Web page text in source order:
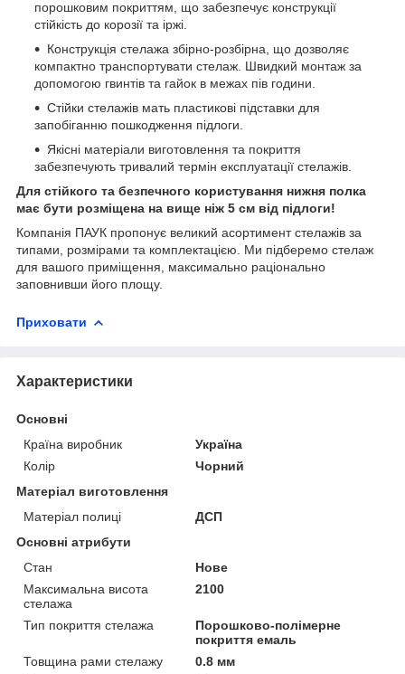
порошковим покриттям, що забезпечує конструкції
стійкість до корозії та іржі.
Конструкція стелажа збірно-розбірна, що дозволяє
компактно транспортувати стелаж. Швидкий монтаж за
допомогою гвинтів та гайок в межах пів години.
Стійки стелажів мать пластикові підставки для
запобіганню пошкодження підлоги.
Якісні матеріали виготовлення та покриття
забезпечують тривалий термін експлуатації стелажів.
Для стійкого та безпечного користування нижня полка
має бути розміщена на вище ніж 5 см від підлоги!
Компанія ПАУК пропонує великий асортимент стелажів за
типами, розмірами та комплектацією. Ми підберемо стелаж
для вашого приміщення, максимально раціонально
заповнивши його площу.
Приховати
Характеристики
Основні
Країна виробник
Україна
Колір
Чорний
Матеріал виготовлення
Матеріал полиці
ДСП
Основні атрибути
Стан
Нове
Максимальна висота
стелажа
2100
Тип покриття стелажа
Порошково-полімерне
покриття емаль
Товщина рами стелажу
0.8 мм